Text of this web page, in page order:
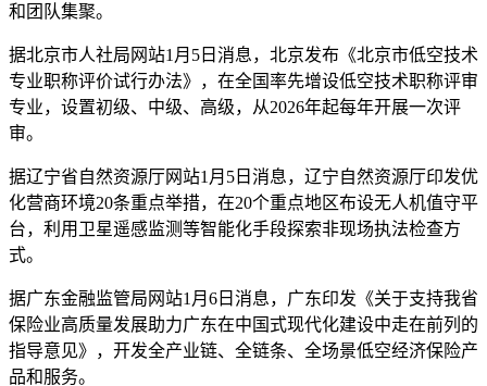
和团队集聚。
据北京市人社局网站1月5日消息，北京发布《北京市低空技术
专业职称评价试行办法》，在全国率先增设低空技术职称评审
专业，设置初级、中级、高级，从2026年起每年开展一次评
审。
据辽宁省自然资源厅网站1月5日消息，辽宁自然资源厅印发优
化营商环境20条重点举措，在20个重点地区布设无人机值守平
台，利用卫星遥感监测等智能化手段探索非现场执法检查方
式。
据广东金融监管局网站1月6日消息，广东印发《关于支持我省
保险业高质量发展助力广东在中国式现代化建设中走在前列的
指导意见》，开发全产业链、全链条、全场景低空经济保险产
品和服务。